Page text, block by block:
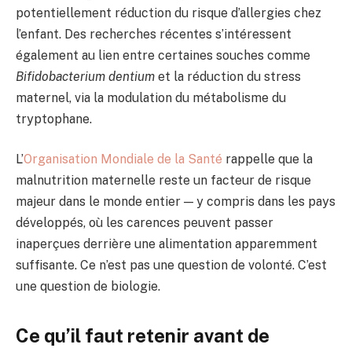
potentiellement réduction du risque d’allergies chez
l’enfant. Des recherches récentes s’intéressent
également au lien entre certaines souches comme
Bifidobacterium dentium et la réduction du stress
maternel, via la modulation du métabolisme du
tryptophane.
L’Organisation Mondiale de la Santé rappelle que la
malnutrition maternelle reste un facteur de risque
majeur dans le monde entier — y compris dans les pays
développés, où les carences peuvent passer
inaperçues derrière une alimentation apparemment
suffisante. Ce n’est pas une question de volonté. C’est
une question de biologie.
Ce qu’il faut retenir avant de